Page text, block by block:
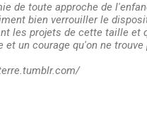
de toute approche de
bien verrouiller le
les projets de cette taille
et un courage qu'on ne